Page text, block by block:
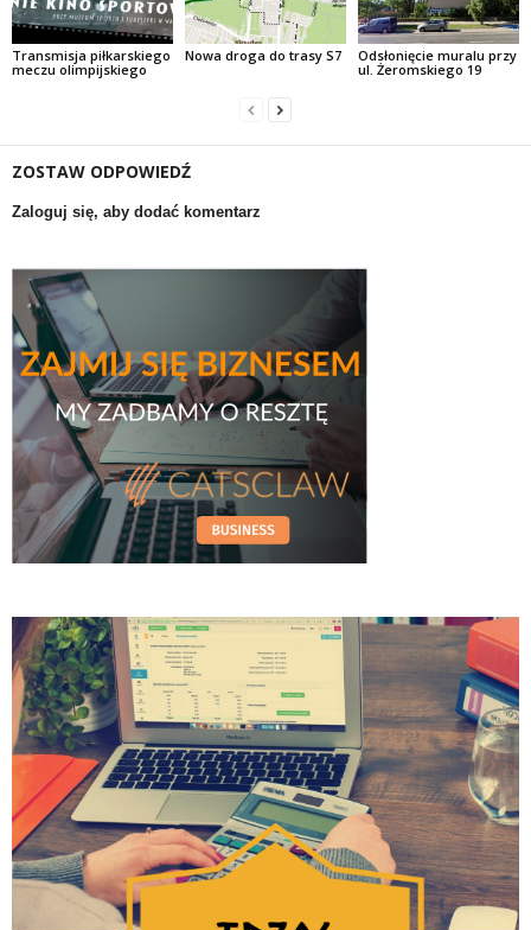
Transmisja piłkarskiego
meczu olimpijskiego
Nowa droga do trasy S7
Odsłonięcie muralu przy
ul. Żeromskiego 19
ZOSTAW ODPOWIEDŹ
Zaloguj się, aby dodać komentarz